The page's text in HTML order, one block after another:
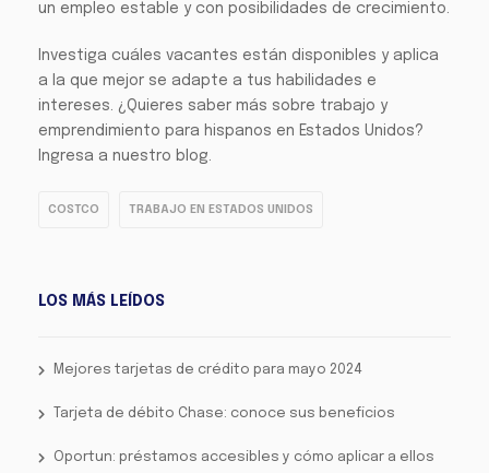
un empleo estable y con posibilidades de crecimiento.
Investiga cuáles vacantes están disponibles y aplica
a la que mejor se adapte a tus habilidades e
intereses. ¿Quieres saber más sobre trabajo y
emprendimiento para hispanos en Estados Unidos?
Ingresa a nuestro blog.
COSTCO TRABAJO EN ESTADOS UNIDOS
LOS MÁS LEÍDOS
Mejores tarjetas de crédito para mayo 2024
Tarjeta de débito Chase: conoce sus beneficios
Oportun: préstamos accesibles y cómo aplicar a ellos